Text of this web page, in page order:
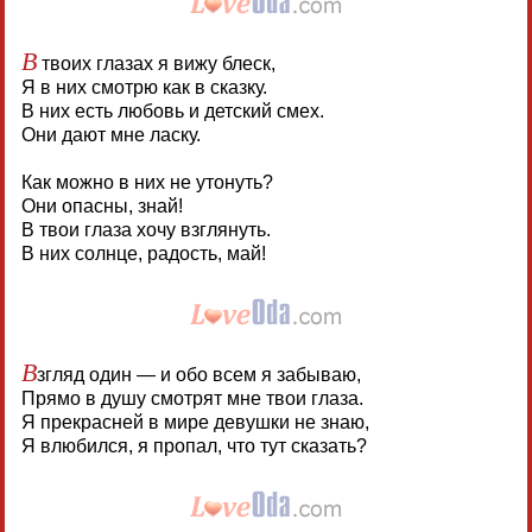
Втвоих глазах я вижу блеск,
Я в них смотрю как в сказку.
В них есть любовь и детский смех.
Они дают мне ласку.
Как можно в них не утонуть?
Они опасны, знай!
В твои глаза хочу взглянуть.
В них солнце, радость, май!
Взгляд один — и обо всем я забываю,
Прямо в душу смотрят мне твои глаза.
Я прекрасней в мире девушки не знаю,
Я влюбился, я пропал, что тут сказать?